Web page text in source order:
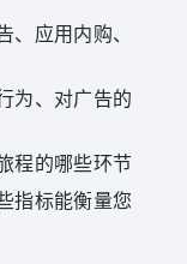
、应用内购、
为、对广告的
程的哪些环节
指标能衡量您